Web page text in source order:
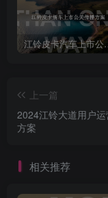
好喝！今麦郎凉白开，
mIPET、1.5LPET
江铃皮卡
上一篇
2024江铃大道用户
方案
相关推荐